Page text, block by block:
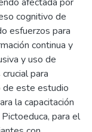
afectada por
cognitivo de
esfuerzos para
continua y
y uso de
para
de este estudio
la capacitación
para el